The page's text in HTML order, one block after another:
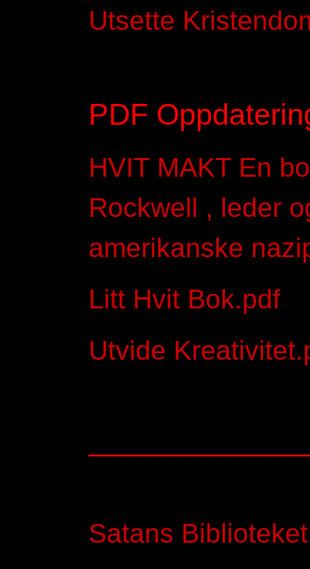
Utsette
PDF
HVIT MAKT En
Rockwell , leder
amerikanske
Litt Hvit Bok.pdf
Utvide
Satans